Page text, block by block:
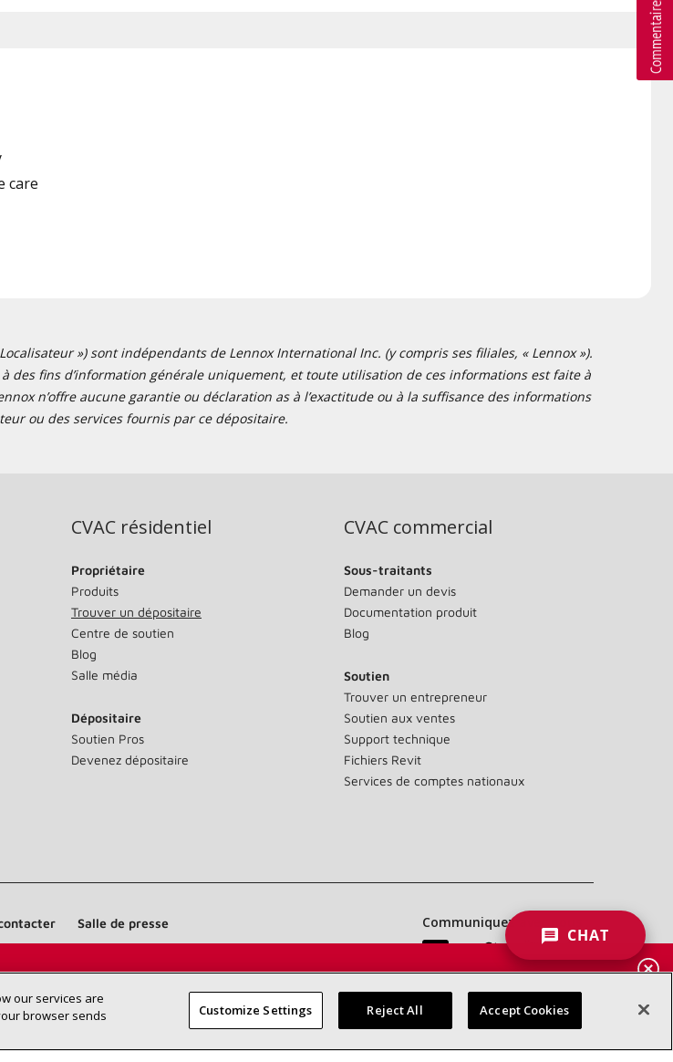
care
») sont indépendants de Lennox International Inc. (y compris ses filiales, « Lennox »).
des fins d’information générale uniquement, et toute utilisation de ces informations est faite à
n’offre aucune garantie ou déclaration as à l’exactitude ou à la suffisance des informations
ou des services fournis par ce dépositaire.
Lennox près
RECHERCHE DES
DÉPOSITAIRES
CVAC résidentiel
Propriétaire
Produits
Trouver un dépositaire
Centre de soutien
Blog
Salle média
Dépositaire
Soutien Pros
Devenez dépositaire
CVAC commercial
Sous-traitants
Demander un devis
Documentation produit
Blog
Soutien
Trouver un entrepreneur
Soutien aux ventes
Support technique
Fichiers Revit
Services de comptes nationaux
Salle de presse Communiquez avec nous :
Déclaration d’accessibilité Confidentialité Conditions générales
CHAT
our services are
browser sends
Customize Settings Reject All Accept Cookies